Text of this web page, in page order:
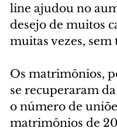
line ajudou no
desejo de muitos
muitas vezes,
Os matrimônios,
se recuperaram
o número de
matrimônios de